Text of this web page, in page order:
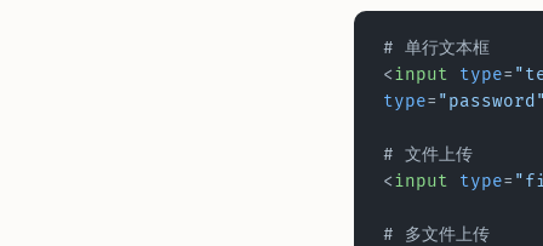
# 单行文本框
<input type=
type=
# 文件上传
<input type=
# 多文件上传